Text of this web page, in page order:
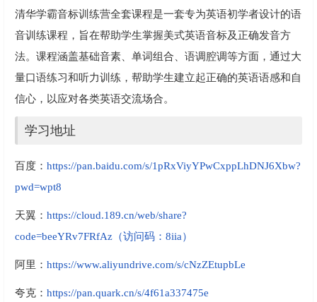
清华学霸音标训练营全套课程是一套专为英语初学者设计的语
音训练课程，旨在帮助学生掌握美式英语音标及正确发音方
法。课程涵盖基础音素、单词组合、语调腔调等方面，通过大
量口语练习和听力训练，帮助学生建立起正确的英语语感和自
信心，以应对各类英语交流场合。
学习地址
百度： https://pan.baidu.com/s/1pRxViyYPwCxppLhDNJ6Xbw?
pwd=wpt8
天翼： https://cloud.189.cn/web/share?
code=beeYRv7FRfAz（访问码：8iia）
阿里： https://www.aliyundrive.com/s/cNzZEtupbLe
夸克： https://pan.quark.cn/s/4f61a337475e